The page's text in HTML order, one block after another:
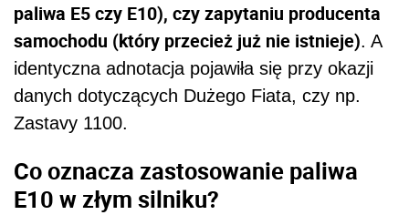
paliwa E5 czy E10), czy zapytaniu producenta
samochodu (który przecież już nie istnieje). A
identyczna adnotacja pojawiła się przy okazji
danych dotyczących Dużego Fiata, czy np.
Zastavy 1100.
Co oznacza zastosowanie paliwa
E10 w złym silniku?